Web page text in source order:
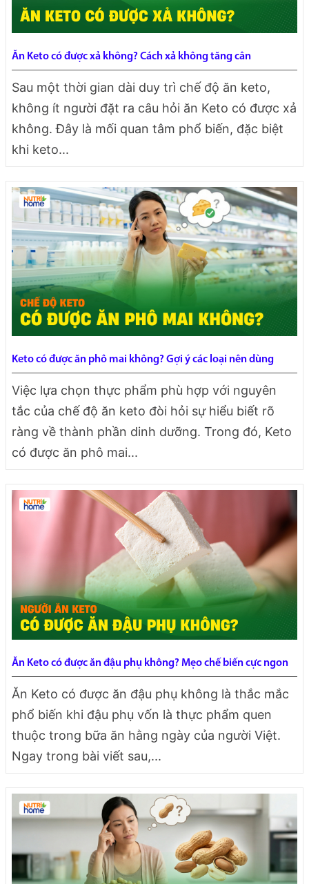
Ăn Keto có được xả không? Cách xả không tăng cân
Sau một thời gian dài duy trì chế độ ăn keto,
không ít người đặt ra câu hỏi ăn Keto có được xả
không. Đây là mối quan tâm phổ biến, đặc biệt
khi keto...
Keto có được ăn phô mai không? Gợi ý các loại nên dùng
Việc lựa chọn thực phẩm phù hợp với nguyên
tắc của chế độ ăn keto đòi hỏi sự hiểu biết rõ
ràng về thành phần dinh dưỡng. Trong đó, Keto
có được ăn phô mai...
Ăn Keto có được ăn đậu phụ không? Mẹo chế biến cực ngon
Ăn Keto có được ăn đậu phụ không là thắc mắc
phổ biến khi đậu phụ vốn là thực phẩm quen
thuộc trong bữa ăn hằng ngày của người Việt.
Ngay trong bài viết sau,...